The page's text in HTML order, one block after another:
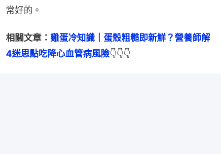
常好的。
相關文章： 雞蛋冷知識｜蛋殼粗糙即新鮮？營養師解
4迷思點吃降心血管病風險👇👇👇